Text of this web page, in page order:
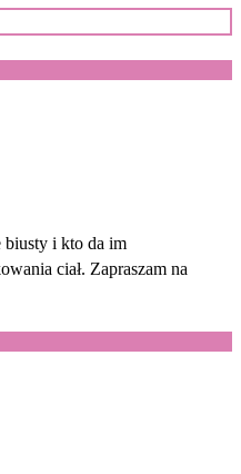
biusty i kto da im
ciał. Zapraszam na